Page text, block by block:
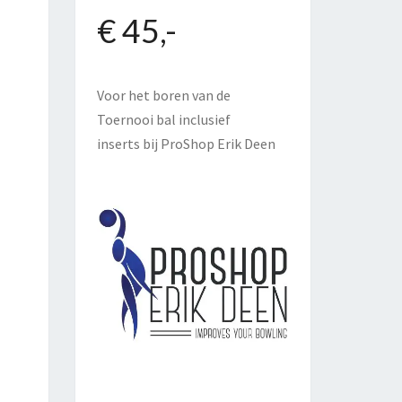
€ 45,-
Voor het boren van de
Toernooi bal inclusief
inserts bij ProShop Erik Deen